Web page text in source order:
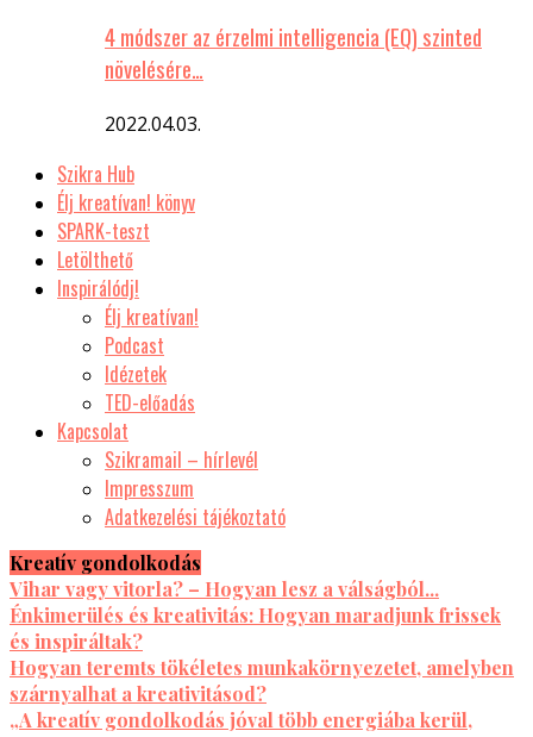
4 módszer az érzelmi intelligencia (EQ) szinted
növelésére…
2022.04.03.
Szikra Hub
Élj kreatívan! könyv
SPARK-teszt
Letölthető
Inspirálódj!
Élj kreatívan!
Podcast
Idézetek
TED-előadás
Kapcsolat
Szikramail – hírlevél
Impresszum
Adatkezelési tájékoztató
Kreatív gondolkodás
Vihar vagy vitorla? – Hogyan lesz a válságból...
Énkimerülés és kreativitás: Hogyan maradjunk frissek
és inspiráltak?
Hogyan teremts tökéletes munkakörnyezetet, amelyben
szárnyalhat a kreativitásod?
„A kreatív gondolkodás jóval több energiába kerül,